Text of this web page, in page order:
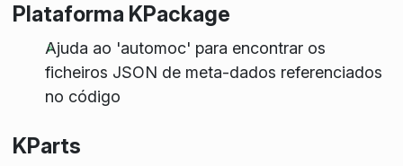
Plataforma KPackage
Ajuda ao 'automoc' para encontrar os
ficheiros JSON de meta-dados referenciados
no código
KParts